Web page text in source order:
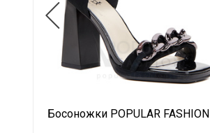
Босоножки POPULAR FASHION